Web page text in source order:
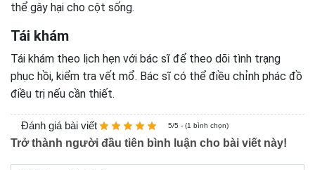
thể gây hại cho cột sống.
Tái khám
Tái khám theo lịch hẹn với bác sĩ để theo dõi tình trạng
phục hồi, kiểm tra vết mổ. Bác sĩ có thể điều chỉnh phác đồ
điều trị nếu cần thiết.
Đánh giá bài viết 5/5 - (1 bình chọn)
Trở thành người đầu tiên bình luận cho bài viết này!